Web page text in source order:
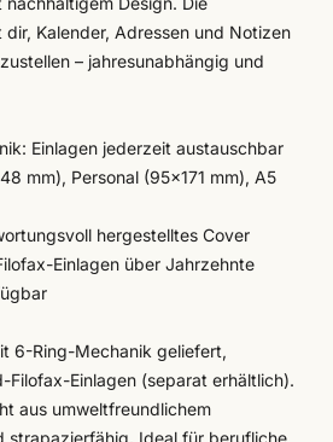
dir, Kalender, Adressen und Notizen
– jahresunabhängig und
Einlagen jederzeit austauschbar
mm), Personal (95×171 mm), A5
hergestelltes Cover
-Einlagen über Jahrzehnte
6-Ring-Mechanik geliefert,
Filofax-Einlagen (separat erhältlich).
aus umweltfreundlichem
strapazierfähig. Ideal für berufliche